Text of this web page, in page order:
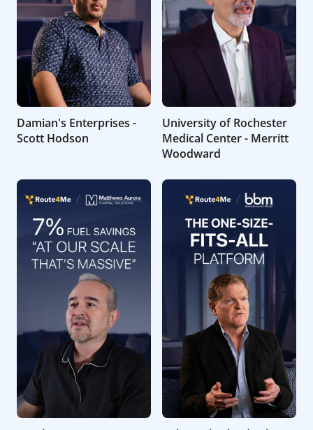
Damian's Enterprises -
Scott Hodson
University of Rochester
Medical Center - Merritt
Woodward